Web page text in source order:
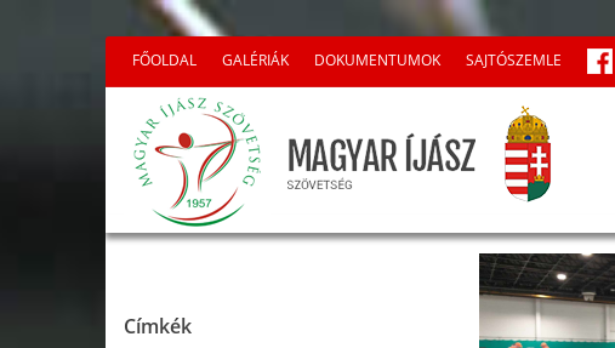
FŐOLDAL GALÉRIÁK DOKUMENTUMOK SAJTÓSZEMLE
Címkék